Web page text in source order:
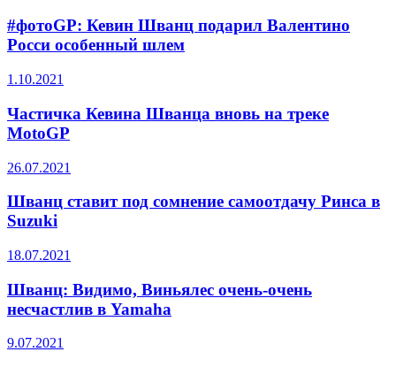
#фотоGP: Кевин Шванц подарил Валентино
Росси особенный шлем
1.10.2021
Частичка Кевина Шванца вновь на треке
MotoGP
26.07.2021
Шванц ставит под сомнение самоотдачу Ринса в
Suzuki
18.07.2021
Шванц: Видимо, Виньялес очень-очень
несчастлив в Yamaha
9.07.2021